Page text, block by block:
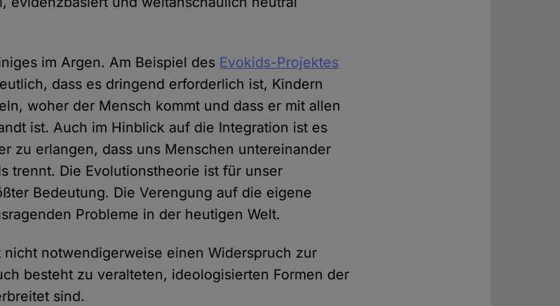
im Argen. Am Beispiel des Evokids-Projektes
dass es dringend erforderlich ist, Kindern
woher der Mensch kommt und dass er mit allen
ist. Auch im Hinblick auf die Integration ist es
zu erlangen, dass uns Menschen untereinander
trennt. Die Evolutionstheorie ist für unser
Bedeutung. Die Verengung auf die eigene
Probleme in der heutigen Welt.
nicht notwendigerweise einen Widerspruch zur
besteht zu veralteten, ideologisierten Formen der
sind.